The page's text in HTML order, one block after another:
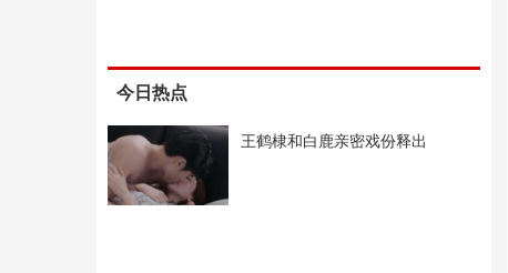
今日热点
王鹤棣和白鹿亲密戏份释出